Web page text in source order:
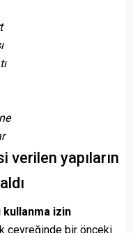
verilen yapıların
kullanma izin
çeyreğinde bir önceki